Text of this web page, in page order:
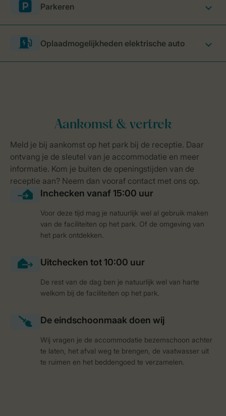
Parkeren
Oplaadmogelijkheden elektrische auto
Voor deze tijd mag je natuurlijk wel al gebruik maken
van de faciliteiten op het park. Of de omgeving van
het park ontdekken.
De rest van de dag ben je natuurlijk wel van harte
welkom bij de faciliteiten op het park.
Wij vragen je de accommodatie bezemschoon achter
te laten, het afval weg te brengen, de vaatwasser uit
te ruimen en het beddengoed te verzamelen.